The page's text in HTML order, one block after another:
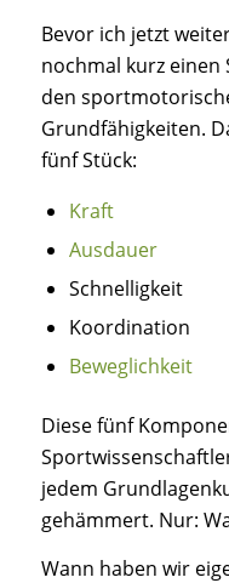
Bevor ich jetzt
nochmal kurz einen
den
Grundfähigkeiten.
fünf Stück:
Kraft
Ausdauer
Schnelligkeit
Koordination
Beweglichkeit
Diese fünf
jedem
gehämmert. Nur:
Wann haben wir